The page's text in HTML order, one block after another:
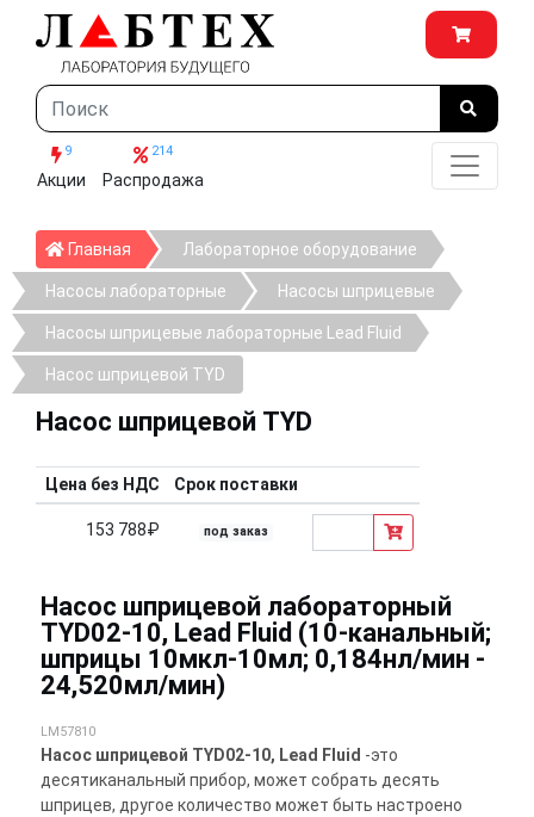
9
Акции
214
Распродажа
Главная ГлавнаяЛабораторное оборудование
Насосы лабораторные Насосы шприцевые
Насосы шприцевые лабораторные Lead Fluid
Насос шприцевой TYD
Насос шприцевой TYD
Цена без НДС Срок поставки
153 788₽ под заказ
Насос шприцевой лабораторный
TYD02-10, Lead Fluid (10-канальный;
шприцы 10мкл-10мл; 0,184нл/мин -
24,520мл/мин)
LM57810
Насос шприцевой TYD02-10, Lead Fluid -это
десятиканальный прибор, может собрать десять
шприцев, другое количество может быть настроено